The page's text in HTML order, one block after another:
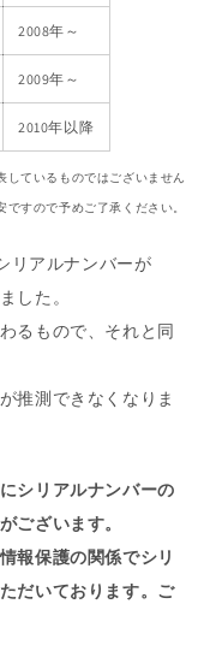
2008年～
2009年～
2010年以降
しているものではございません
ですので予めご了承ください。
リアルナンバーが
した。
るもので、それと同
推測できなくなりま
シリアルナンバーの
ございます。
報保護の関係でシリ
だいております。ご